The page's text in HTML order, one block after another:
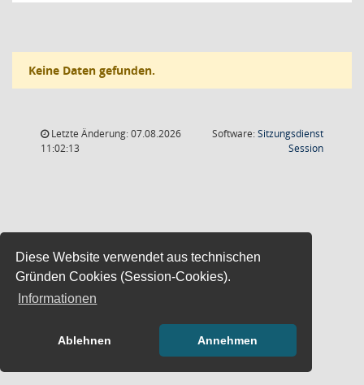
Diese Website verwendet aus technischen
Gründen Cookies (Session-Cookies).
Informationen
Ablehnen Annehmen
Keine Daten gefunden.
Letzte Änderung: 07.08.2026
11:02:13
Software:Sitzungsdienst
Session(Wird in